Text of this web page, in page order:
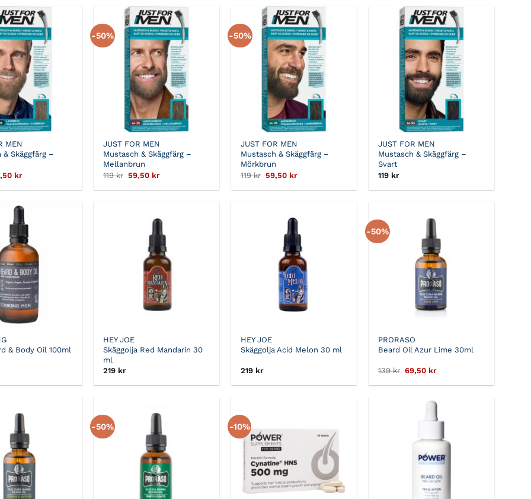
159 kr.
63,60 kr.
109 kr.
54,50 kr.
MEN
& Skäggfärg –
krDet
priset
59,50 kr.
-50%
JUST FOR MEN
Mustasch & Skäggfärg –
Mellanbrun
119kr Det
priset
59,50 krDet
priset
-50%
JUST FOR MEN
Mustasch & Skäggfärg –
Mörkbrun
119kr Det
priset
59,50 krDet
priset
JUST FOR MEN
Mustasch & Skäggfärg –
Svart
119 kr
& Body Oil 100ml
HEY JOE
Skäggolja Red Mandarin 30
ml
219 kr
HEY JOE
Skäggolja Acid Melon 30 ml
219 kr
-50%
PRORASO
Beard Oil Azur Lime 30ml
139kr Det
priset
69,50 krDet
priset
69,50 kr.
-50% -10%